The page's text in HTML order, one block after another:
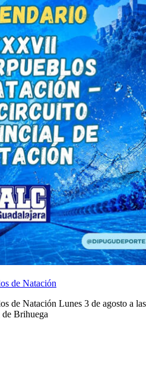
de Natación
de Natación Lunes 3 de agosto a las
Brihuega